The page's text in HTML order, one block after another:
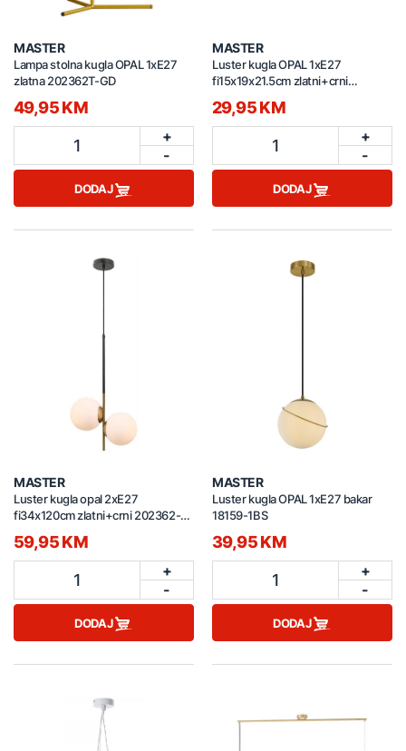
MASTER
Lampa stolna kugla OPAL 1xE27
zlatna 202362T-GD
49,95 KM
1
+
-
DODAJ
MASTER
Luster kugla OPAL 1xE27
fi15x19x21.5cm zlatni+crni
202363W
29,95 KM
1
+
-
DODAJ
MASTER
Luster kugla opal 2xE27
fi34x120cm zlatni+crni 202362-
59,95 KM
1
+
-
DODAJ
MASTER
Luster kugla OPAL 1xE27 bakar
18159-1BS
39,95 KM
1
+
-
DODAJ